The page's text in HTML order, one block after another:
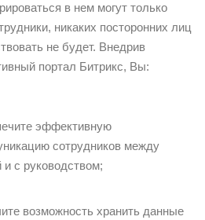
в нем могут только
никаких посторонних лиц
не будет. Внедрив
портал Битрикс, Вы:
эффективную
сотрудников между
и с руководством;
возможность хранить данные